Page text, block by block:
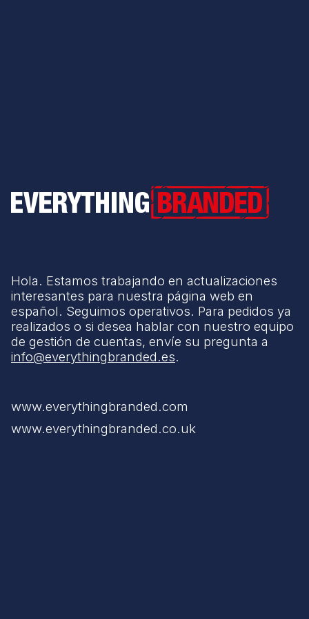
Everything Branded
Hola. Estamos trabajando en actualizaciones
interesantes para nuestra página web en
español. Seguimos operativos. Para pedidos ya
realizados o si desea hablar con nuestro equipo
de gestión de cuentas, envíe su pregunta a
info@everythingbranded.es.
www.everythingbranded.com
www.everythingbranded.co.uk